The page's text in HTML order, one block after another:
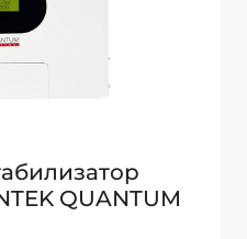
QUANTUM